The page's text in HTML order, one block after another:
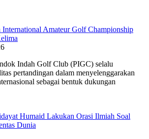
Amateur Golf Championship
Indah Golf Club (PIGC) selalu
pertandingan dalam menyelenggarakan
sebagai bentuk dukungan
Humaid Lakukan Orasi Ilmiah Soal
Dunia